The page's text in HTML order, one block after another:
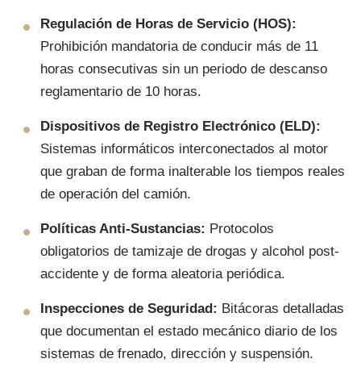
Regulación de Horas de Servicio (HOS):
Prohibición mandatoria de conducir más de 11
horas consecutivas sin un periodo de descanso
reglamentario de 10 horas.
Dispositivos de Registro Electrónico (ELD):
Sistemas informáticos interconectados al motor
que graban de forma inalterable los tiempos reales
de operación del camión.
Políticas Anti-Sustancias: Protocolos
obligatorios de tamizaje de drogas y alcohol post-
accidente y de forma aleatoria periódica.
Inspecciones de Seguridad: Bitácoras detalladas
que documentan el estado mecánico diario de los
sistemas de frenado, dirección y suspensión.